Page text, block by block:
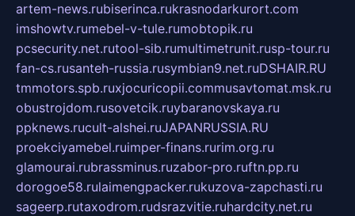
artem-news.rubiserinca.rukrasnodarkurort.com
imshowtv.rumebel-v-tule.rumobtopik.ru
pcsecurity.net.rutool-sib.rumultimetrunit.rusp-tour.ru
fan-cs.rusanteh-russia.rusymbian9.net.ruDSHAIR.RU
tmmotors.spb.ruxjocuricopii.commusavtomat.msk.ru
obustrojdom.rusovetcik.ruybaranovskaya.ru
ppknews.rucult-alshei.ruJAPANRUSSIA.RU
proekciyamebel.ruimper-finans.rurim.org.ru
glamourai.rubrassminus.ruzabor-pro.ruftn.pp.ru
dorogoe58.rulaimengpacker.rukuzova-zapchasti.ru
sageerp.rutaxodrom.rudsrazvitie.ruhardcity.net.ru